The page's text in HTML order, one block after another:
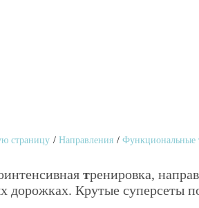
страницу / Направления / Функциональные
тренировка,
дорожках. Крутые суперсеты